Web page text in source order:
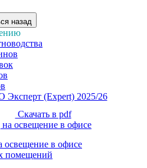
назад
Скачать в pdf
освещение в офисе